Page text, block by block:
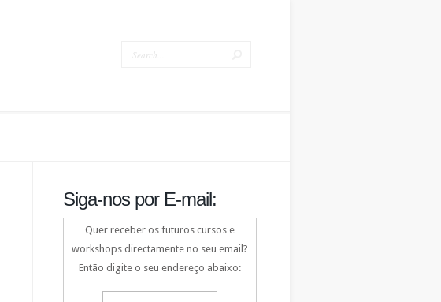
Siga-nos por E-mail:
Quer receber os futuros cursos e
workshops directamente no seu email?
Então digite o seu endereço abaixo: